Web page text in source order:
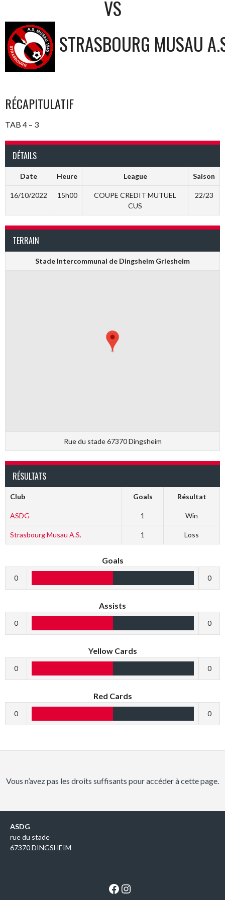
VS
STRASBOURG MUSAU
RÉCAPITULATIF
TAB 4 – 3
DÉTAILS
Date Heure League Saison
16/10/2022 15h00
COUPE CREDIT MUTUEL
CUS
22/23
TERRAIN
Stade Intercommunal de Dingsheim Griesheim
Rue du stade 67370 Dingsheim
RÉSULTATS
Club Goals Résultat
ASDG 1 Win
Strasbourg Musau A.S. 1 Loss
Goals
0 0
Assists
0 0
Yellow Cards
0 0
Red Cards
0 0
Vous n’avez pas les droits suffisants pour accéder à cette page.
ASDG
rue du stade
67370 DINGSHEIM
Facebook Instagram